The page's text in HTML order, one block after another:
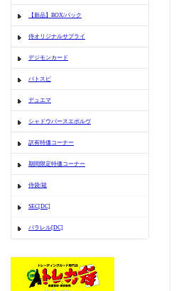
【新品】BOX/パック
侍オリジナルサプライ
デジモンカード
バトスピ
デュエマ
シャドウバースエボルヴ
訳有特価コーナー
期間限定特価コーナー
侍袋/箱
SEC[DC]
パラレル[DC]